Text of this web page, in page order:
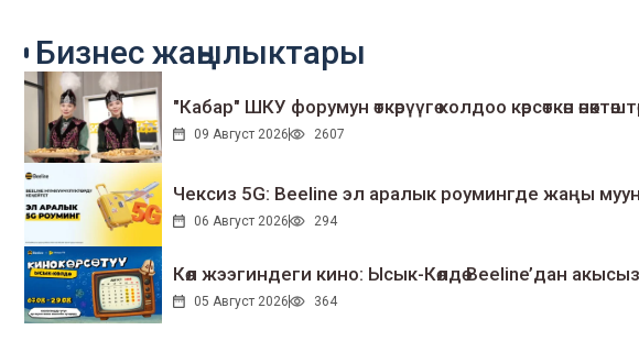
Бизнес жаңылыктары
"Кабар" ШКУ форумун өткөрүүгө колдоо көрсөткөн
09 Август 2026 2607
Чексиз 5G: Beeline эл аралык роумингде жаңы
06 Август 2026 294
Көл жээгиндеги кино: Ысык-Көлдө Beeline’дан акысыз
05 Август 2026 364